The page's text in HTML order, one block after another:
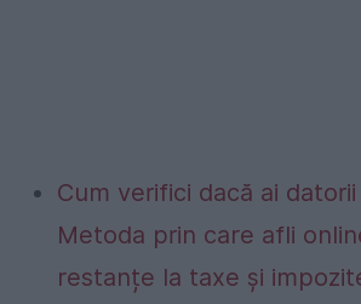
Cum verifici dacă ai datorii
Metoda prin care afli
restanțe la taxe și